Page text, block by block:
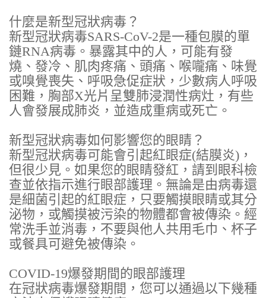
什麼是新型冠狀病毒？
新型冠狀病毒SARS-CoV-2是一種包膜的單
鏈RNA病毒。暴露其中的人，可能有發
燒、發冷、肌肉疼痛、頭痛、喉嚨痛、味覺
或嗅覺喪失、呼吸急促症狀，少數病人呼吸
困難，胸部X光片呈雙肺浸潤性病灶，有些
人會發展成肺炎，並造成重病或死亡。
新型冠狀病毒如何影響您的眼睛？
新型冠狀病毒可能會引起紅眼症(結膜炎)，
但很少見。如果您的眼睛發紅，請到眼科檢
查並依指示進行眼部護理。無論是由病毒還
是細菌引起的紅眼症，只要觸摸眼睛或其分
泌物，或觸摸被污染的物體都會被傳染。經
常洗手並消毒，不要與他人共用毛巾、杯子
或餐具可避免被傳染。
COVID-19爆發期間的眼部護理
在冠狀病毒爆發期間，您可以通過以下幾種